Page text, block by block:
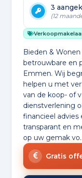
3
(12
Bieden &
betrouwbare en
Emmen. Wij
helpen u met
van de koop- of
dienstverlening
financieel advies
transparant en
op uw gemak
Gratis